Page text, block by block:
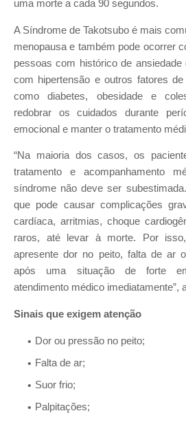
uma morte a cada 90 segundos.
A Síndrome de Takotsubo é mais
menopausa e também pode ocorrer
pessoas com histórico de
com hipertensão e outros fatores
como diabetes, obesidade e
redobrar os cuidados durante
emocional e manter o tratamento
“Na maioria dos casos, os
tratamento e acompanhamento
síndrome não deve ser
que pode causar complicações
cardíaca, arritmias, choque
raros, até levar à morte. Por
apresente dor no peito, falta de ar
após uma situação de forte
atendimento médico imediatamente”,
Sinais que exigem atenção
Dor ou pressão no peito;
Falta de ar;
Suor frio;
Palpitações;